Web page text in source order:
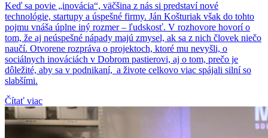
Keď sa povie „inovácia“, väčšina z nás si predstaví nové
technológie, startupy a úspešné firmy. Ján Košturiak však do tohto
pojmu vnáša úplne iný rozmer – ľudskosť. V rozhovore hovorí o
tom, že aj neúspešné nápady majú zmysel, ak sa z nich človek niečo
naučí. Otvorene rozpráva o projektoch, ktoré mu nevyšli, o
sociálnych inováciách v Dobrom pastierovi, aj o tom, prečo je
dôležité, aby sa v podnikaní, a živote celkovo viac spájali silní so
slabšími.
Čítať viac